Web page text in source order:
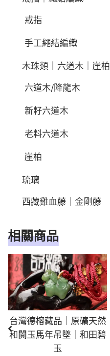
戒指
手工繩結編織
木珠類｜六道木｜崖柏
六道木/降龍木
新籽六道木
老料六道木
崖柏
琉璃
西藏雞血藤｜金剛藤
相關商品
台灣德榕藏品｜原礦天然
和闐玉馬年吊墜｜和田碧
玉